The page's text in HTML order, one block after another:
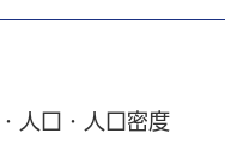
人口・人口密度